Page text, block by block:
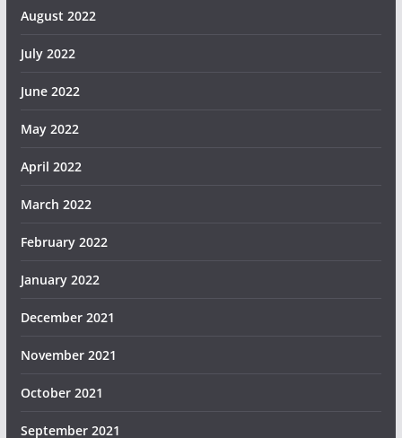
August 2022
July 2022
June 2022
May 2022
April 2022
March 2022
February 2022
January 2022
December 2021
November 2021
October 2021
September 2021